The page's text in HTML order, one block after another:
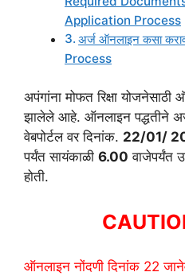
Application Process
अर्ज ऑनलाइन कसा
Process
अपंगांना मोफत रिक्षा
झालेले आहे. ऑनलाइन पद्धतीने
वेबपोर्टल वर दिनांक. 22/01/
पर्यंत सायंकाळी 6.00 वाजेपर्यंत
होती.
ऑनलाइन नोंदणी दिनांक 22